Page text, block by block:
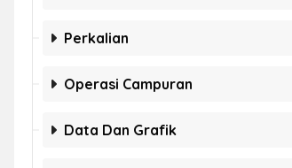
Perkalian
Operasi Campuran
Data Dan Grafik